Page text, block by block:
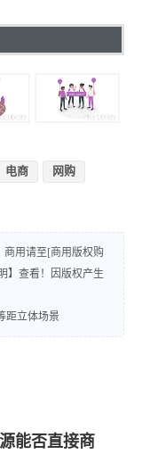
电商 网购
商用请至[商用版权购
】查看！因版权产生
距立体场景
能否直接商